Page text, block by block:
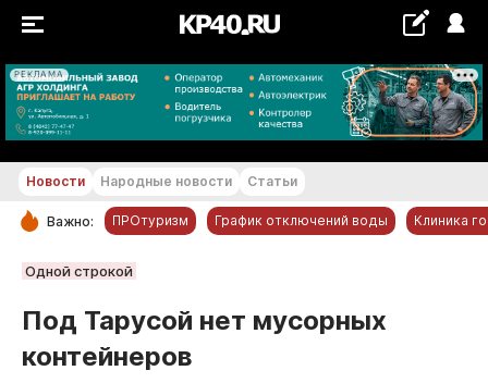
РЕКЛАМА
+29...+30 °С
РУБРИКИ
Обнинск
Новости компаний
Статьи
Новости Народные новости Статьи
Важно: ПРОтуризм График отключений воды Клиника
Одной строкой
Под Тарусой нет мусорных
контейнеров